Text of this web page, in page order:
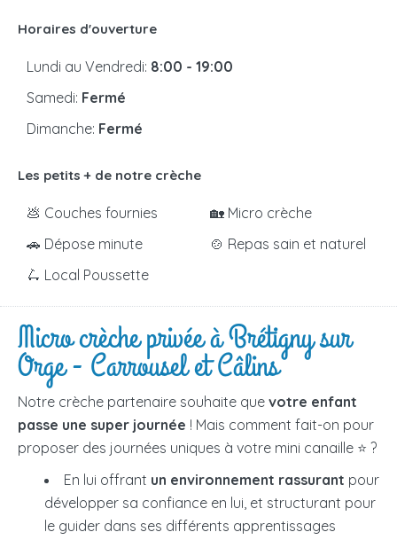
Horaires d'ouverture
Lundi au Vendredi: 8:00 - 19:00
Samedi: Fermé
Dimanche: Fermé
Les petits + de notre crèche
💩 Couches fournies
🚗 Dépose minute
🛴 Local Poussette
🏡 Micro crèche
🍲 Repas sain et naturel
Micro crèche privée à Brétigny sur
Orge - Carrousel et Câlins
Notre crèche partenaire souhaite que votre enfant
passe une super journée ! Mais comment fait-on pour
proposer des journées uniques à votre mini canaille ⭐ ?
En lui offrant un environnement rassurant pour
développer sa confiance en lui, et structurant pour
le guider dans ses différents apprentissages